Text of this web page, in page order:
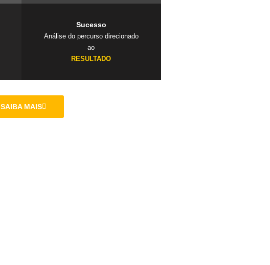
Sucesso
Análise do percurso direcionado
ao
RESULTADO
SAIBA MAIS